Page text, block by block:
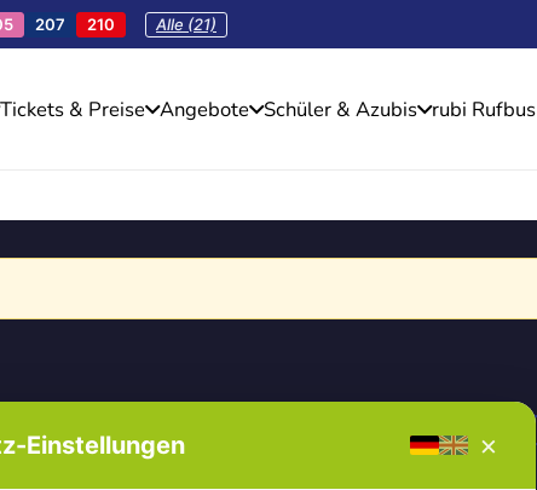
207 210 Alle (21)
Tickets & Preise Angebote Schüler & Azubis rubi Rufbus
Einstellungen ×